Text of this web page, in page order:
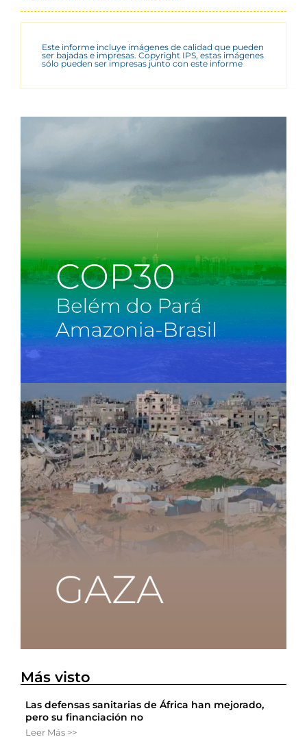
Este informe incluye imágenes de calidad que pueden
ser bajadas e impresas. Copyright IPS, estas imágenes
sólo pueden ser impresas junto con este informe
Más visto
Las defensas sanitarias de África han mejorado,
pero su financiación no
Leer Más >>